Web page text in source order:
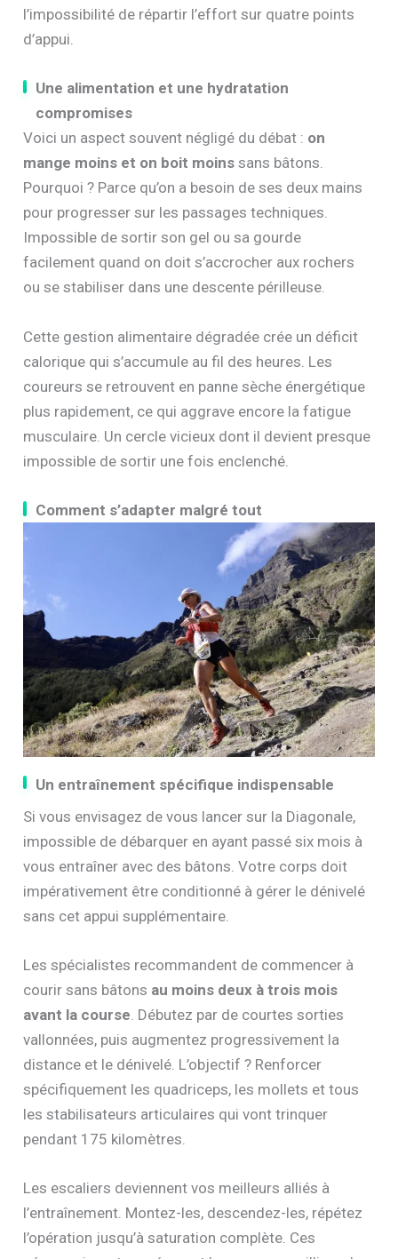
l’impossibilité de répartir l’effort sur quatre points
d’appui.
Une alimentation et une hydratation
compromises
Voici un aspect souvent négligé du débat : on
mange moins et on boit moins sans bâtons.
Pourquoi ? Parce qu’on a besoin de ses deux mains
pour progresser sur les passages techniques.
Impossible de sortir son gel ou sa gourde
facilement quand on doit s’accrocher aux rochers
ou se stabiliser dans une descente périlleuse.
Cette gestion alimentaire dégradée crée un déficit
calorique qui s’accumule au fil des heures. Les
coureurs se retrouvent en panne sèche énergétique
plus rapidement, ce qui aggrave encore la fatigue
musculaire. Un cercle vicieux dont il devient presque
impossible de sortir une fois enclenché.
Comment s’adapter malgré tout
Un entraînement spécifique indispensable
Si vous envisagez de vous lancer sur la Diagonale,
impossible de débarquer en ayant passé six mois à
vous entraîner avec des bâtons. Votre corps doit
impérativement être conditionné à gérer le dénivelé
sans cet appui supplémentaire.
Les spécialistes recommandent de commencer à
courir sans bâtons au moins deux à trois mois
avant la course . Débutez par de courtes sorties
vallonnées, puis augmentez progressivement la
distance et le dénivelé. L’objectif ? Renforcer
spécifiquement les quadriceps, les mollets et tous
les stabilisateurs articulaires qui vont trinquer
pendant 175 kilomètres.
Les escaliers deviennent vos meilleurs alliés à
l’entraînement. Montez-les, descendez-les, répétez
l’opération jusqu’à saturation complète. Ces